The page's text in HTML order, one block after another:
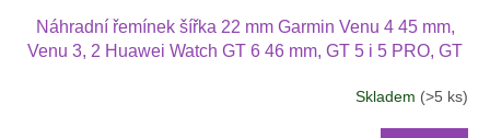
Náhradní řemínek šířka 22 mm Garmin Venu 4 45 mm,
Venu 3, 2 Huawei Watch GT 6 46 mm, GT 5 i 5 PRO, GT
Skladem (>5 ks)